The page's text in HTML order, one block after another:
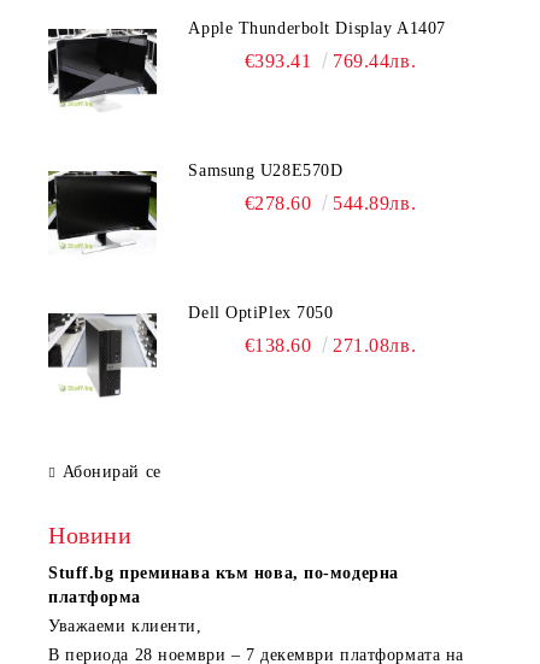
Apple Thunderbolt Display A1407
€393.41 769.44лв.
Samsung U28E570D
€278.60 544.89лв.
Dell OptiPlex 7050
€138.60 271.08лв.
Абонирай се
Новини
Stuff.bg преминава към нова, по-модерна
платформа
Уважаеми клиенти,
В периода 28 ноември – 7 декември платформата на